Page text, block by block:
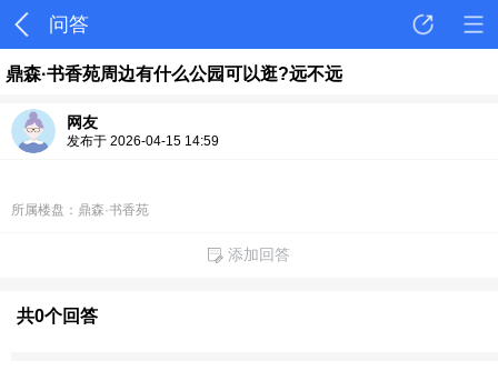
问答
鼎森·书香苑周边有什么公园可以逛?远不远
网友
发布于 2026-04-15 14:59
所属楼盘：鼎森·书香苑
添加回答
共0个回答